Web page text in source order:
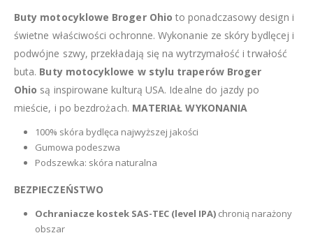
Buty motocyklowe Broger Ohio to ponadczasowy design i
świetne właściwości ochronne. Wykonanie ze skóry bydlęcej i
podwójne szwy, przekładają się na wytrzymałość i trwałość
buta. Buty motocyklowe w stylu traperów Broger
Ohio są inspirowane kulturą USA. Idealne do jazdy po
mieście, i po bezdrożach. MATERIAŁ WYKONANIA
100% skóra bydlęca najwyższej jakości
Gumowa podeszwa
Podszewka: skóra naturalna
BEZPIECZEŃSTWO
Ochraniacze kostek SAS-TEC (level IPA)chronią narażony
obszar